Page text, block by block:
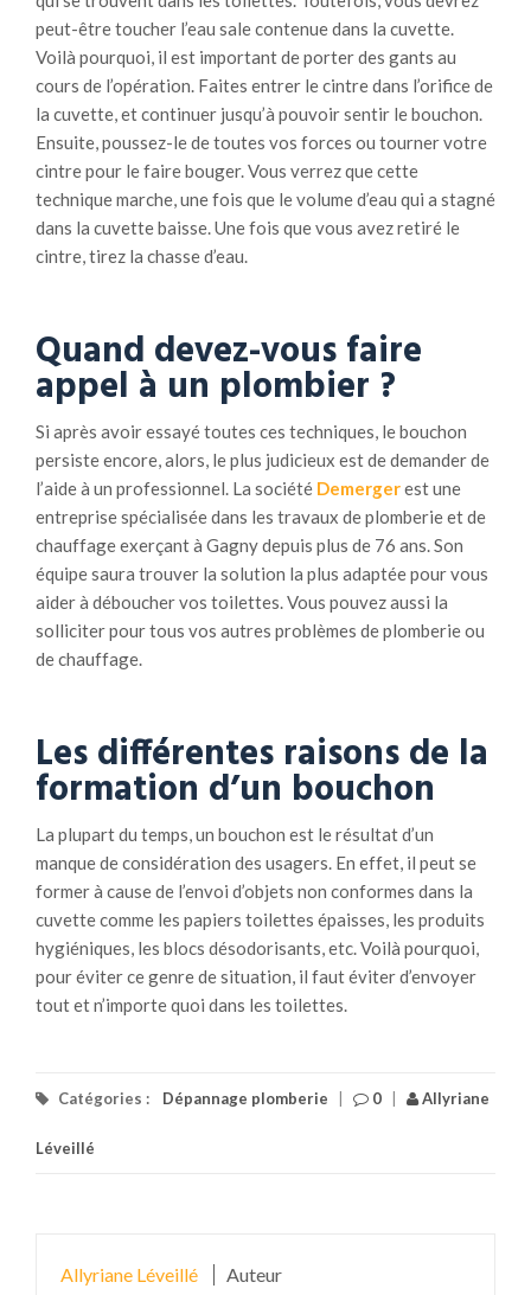
peut-être toucher l’eau sale contenue dans la cuvette.
Voilà pourquoi, il est important de porter des gants au
cours de l’opération. Faites entrer le cintre dans l’orifice de
la cuvette, et continuer jusqu’à pouvoir sentir le bouchon.
Ensuite, poussez-le de toutes vos forces ou tourner votre
cintre pour le faire bouger. Vous verrez que cette
technique marche, une fois que le volume d’eau qui a stagné
dans la cuvette baisse. Une fois que vous avez retiré le
cintre, tirez la chasse d’eau.
Quand devez-vous faire
appel à un plombier ?
Si après avoir essayé toutes ces techniques, le bouchon
persiste encore, alors, le plus judicieux est de demander de
l’aide à un professionnel. La société Demergerest une
entreprise spécialisée dans les travaux de plomberie et de
chauffage exerçant à Gagny depuis plus de 76 ans. Son
équipe saura trouver la solution la plus adaptée pour vous
aider à déboucher vos toilettes. Vous pouvez aussi la
solliciter pour tous vos autres problèmes de plomberie ou
de chauffage.
Les différentes raisons de la
formation d’un bouchon
La plupart du temps, un bouchon est le résultat d’un
manque de considération des usagers. En effet, il peut se
former à cause de l’envoi d’objets non conformes dans la
cuvette comme les papiers toilettes épaisses, les produits
hygiéniques, les blocs désodorisants, etc. Voilà pourquoi,
pour éviter ce genre de situation, il faut éviter d’envoyer
tout et n’importe quoi dans les toilettes.
Catégories : Dépannage plomberie 0 Allyriane
Léveillé
Allyriane Léveillé Auteur